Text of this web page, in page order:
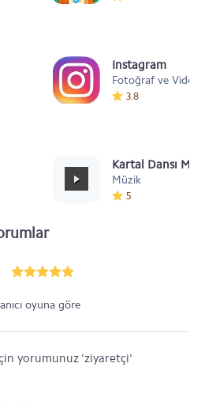
Instagram
Fotoğraf ve Video
3.8
Kartal Dansı
Müzik
5
oyuna göre
yorumunuz 'ziyaretçi'